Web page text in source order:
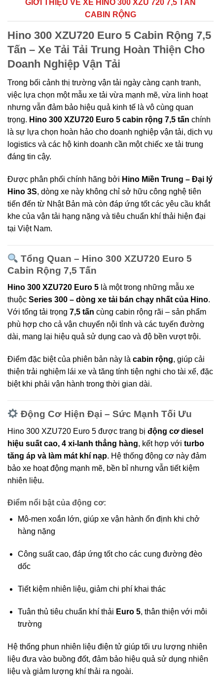
GIỚI THIỆU VỀ XE HINO 300 XZU 720 7,5 TẤN
CABIN RỘNG
Hino 300 XZU720 Euro 5 Cabin Rộng 7,5
Tấn – Xe Tải Tải Trung Hoàn Thiện Cho
Doanh Nghiệp Vận Tải
Trong bối cảnh thị trường vận tải ngày càng cạnh tranh,
việc lựa chọn một mẫu xe tải vừa mạnh mẽ, vừa linh hoạt
nhưng vẫn đảm bảo hiệu quả kinh tế là vô cùng quan
trọng. Hino 300 XZU720 Euro 5 cabin rộng 7,5 tấn chính
là sự lựa chọn hoàn hảo cho doanh nghiệp vận tải, dịch vụ
logistics và các hộ kinh doanh cần một chiếc xe tải trung
đáng tin cậy.
Được phân phối chính hãng bởi Hino Miền Trung – Đại lý
Hino 3S, dòng xe này không chỉ sở hữu công nghệ tiên
tiến đến từ Nhật Bản mà còn đáp ứng tốt các yêu cầu khắt
khe của vận tải hạng nặng và tiêu chuẩn khí thải hiện đại
tại Việt Nam.
Tổng Quan – Hino 300 XZU720 Euro 5
Cabin Rộng 7,5 Tấn
Hino 300 XZU720 Euro 5 là một trong những mẫu xe
thuộc Series 300 – dòng xe tải bán chạy nhất của Hino.
Với tổng tải trọng 7,5 tấn cùng cabin rộng rãi – sản phẩm
phù hợp cho cả vận chuyển nội tỉnh và các tuyến đường
dài, mang lại hiệu quả sử dụng cao và độ bền vượt trội.
Điểm đặc biệt của phiên bản này là cabin rộng, giúp cải
thiện trải nghiệm lái xe và tăng tính tiện nghi cho tài xế, đặc
biệt khi phải vận hành trong thời gian dài.
Động Cơ Hiện Đại – Sức Mạnh Tối Ưu
Hino 300 XZU720 Euro 5 được trang bị động cơ diesel
hiệu suất cao, 4 xi-lanh thẳng hàng, kết hợp với turbo
tăng áp và làm mát khí nạp. Hệ thống động cơ này đảm
bảo xe hoạt động mạnh mẽ, bền bỉ nhưng vẫn tiết kiệm
nhiên liệu.
Điểm nổi bật của động cơ:
Mô-men xoắn lớn, giúp xe vận hành ổn định khi chở
hàng nặng
Công suất cao, đáp ứng tốt cho các cung đường đèo
dốc
Tiết kiệm nhiên liệu, giảm chi phí khai thác
Tuân thủ tiêu chuẩn khí thải Euro 5, thân thiện với môi
trường
Hệ thống phun nhiên liệu điện tử giúp tối ưu lượng nhiên
liệu đưa vào buồng đốt, đảm bảo hiệu quả sử dụng nhiên
liệu và giảm lượng khí thải ra ngoài.